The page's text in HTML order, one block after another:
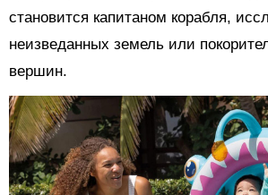
становится капитаном корабля,
неизведанных земель или
вершин.